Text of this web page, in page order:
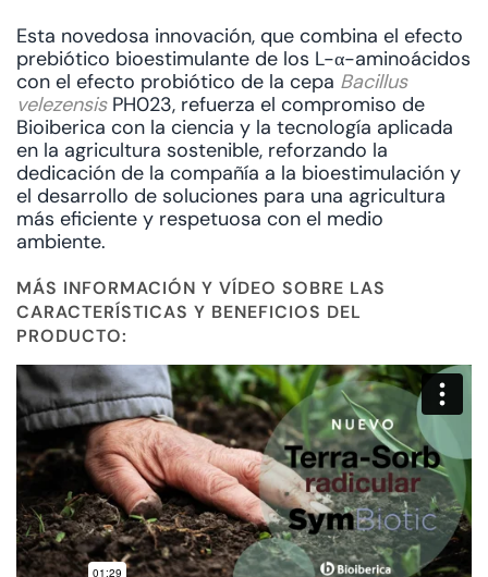
Esta novedosa innovación, que combina el efecto
prebiótico bioestimulante de los L-α-aminoácidos
con el efecto probiótico de la cepa Bacillus
velezensis PH023, refuerza el compromiso de
Bioiberica con la ciencia y la tecnología aplicada
en la agricultura sostenible, reforzando la
dedicación de la compañía a la bioestimulación y
el desarrollo de soluciones para una agricultura
más eficiente y respetuosa con el medio
ambiente.
MÁS INFORMACIÓN Y VÍDEO SOBRE LAS
CARACTERÍSTICAS Y BENEFICIOS DEL
PRODUCTO: